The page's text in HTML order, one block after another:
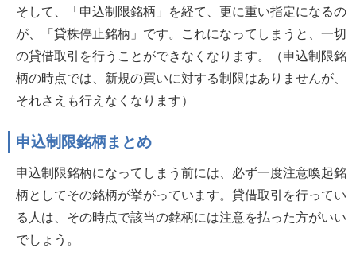
そして、「申込制限銘柄」を経て、更に重い指定になるの
が、「貸株停止銘柄」です。これになってしまうと、一切
の貸借取引を行うことができなくなります。（申込制限銘
柄の時点では、新規の買いに対する制限はありませんが、
それさえも行えなくなります）
申込制限銘柄まとめ
申込制限銘柄になってしまう前には、必ず一度注意喚起銘
柄としてその銘柄が挙がっています。貸借取引を行ってい
る人は、その時点で該当の銘柄には注意を払った方がいい
でしょう。